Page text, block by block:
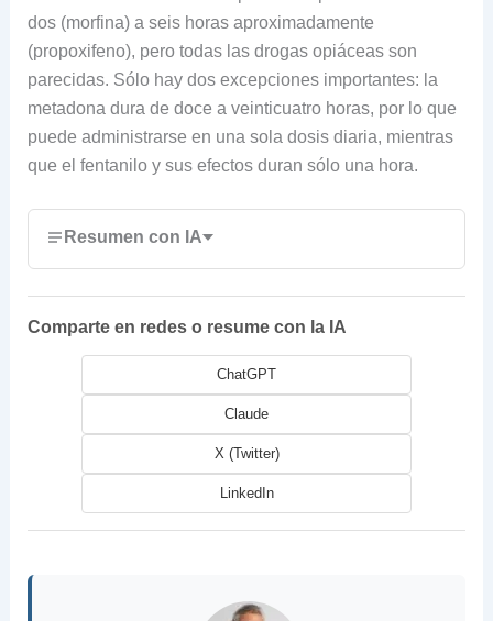
dos (morfina) a seis horas aproximadamente
(propoxifeno), pero todas las drogas opiáceas son
parecidas. Sólo hay dos excepciones importantes: la
metadona dura de doce a veinticuatro horas, por lo que
puede administrarse en una sola dosis diaria, mientras
que el fentanilo y sus efectos duran sólo una hora.
Resumen con IA
Comparte en redes o resume con la IA
ChatGPT
Claude
X (Twitter)
LinkedIn